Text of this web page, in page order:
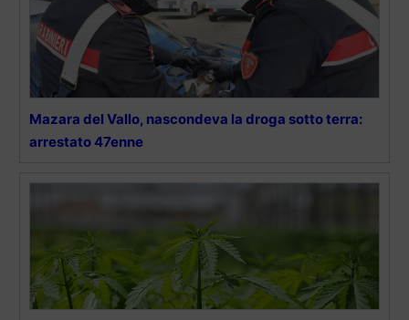
Mazara del Vallo, nascondeva la droga sotto terra:
arrestato 47enne